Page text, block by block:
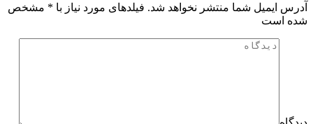
آدرس ایمیل شما منتشر نخواهد شد. فیلدهای مورد نیاز با * مشخص
شده است